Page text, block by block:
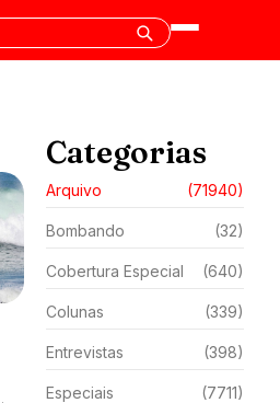
Categorias
Arquivo (71940)
Bombando (32)
Cobertura Especial (640)
Colunas (339)
Entrevistas (398)
Especiais (7711)